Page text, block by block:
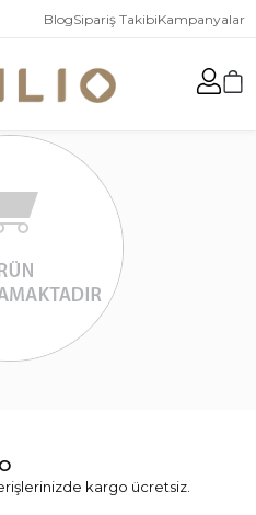
BlogSipariş TakibiKampanyalar
kargo ücretsiz.